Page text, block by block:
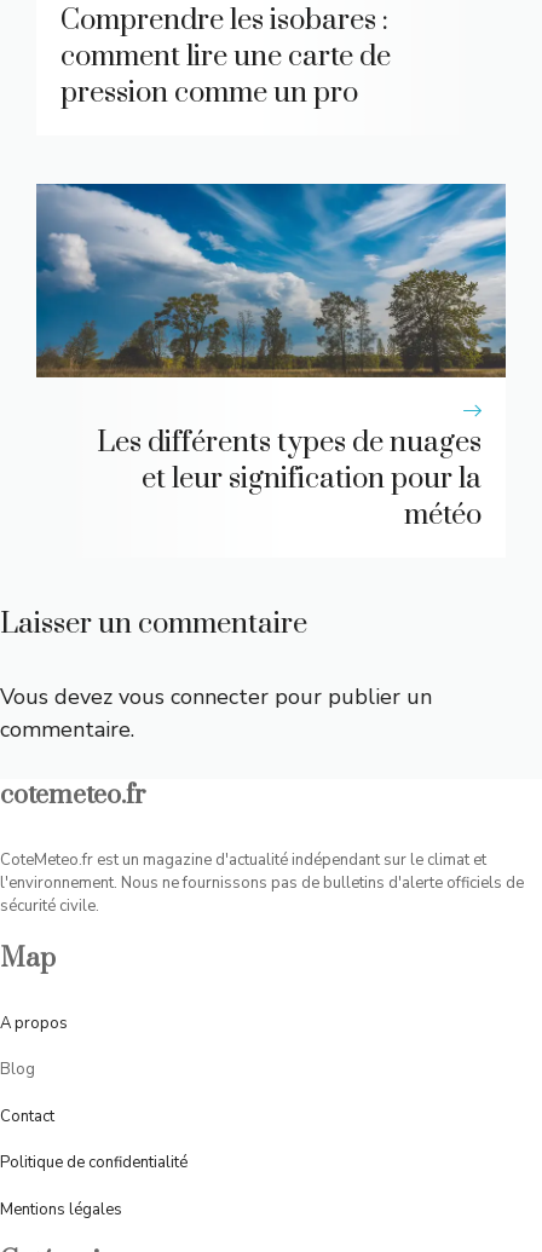
Comprendre les isobares :
comment lire une carte de
pression comme un pro
Les différents types de nuages
et leur signification pour la
météo
Laisser un commentaire
Vous devez vous connecter pour publier un
commentaire.
cotemeteo.fr
CoteMeteo.fr est un magazine d'actualité indépendant sur le climat et
l'environnement. Nous ne fournissons pas de bulletins d'alerte officiels de
sécurité civile.
Map
Apropos
Blog
Contact
Politique de confidentialité
Mentions légales